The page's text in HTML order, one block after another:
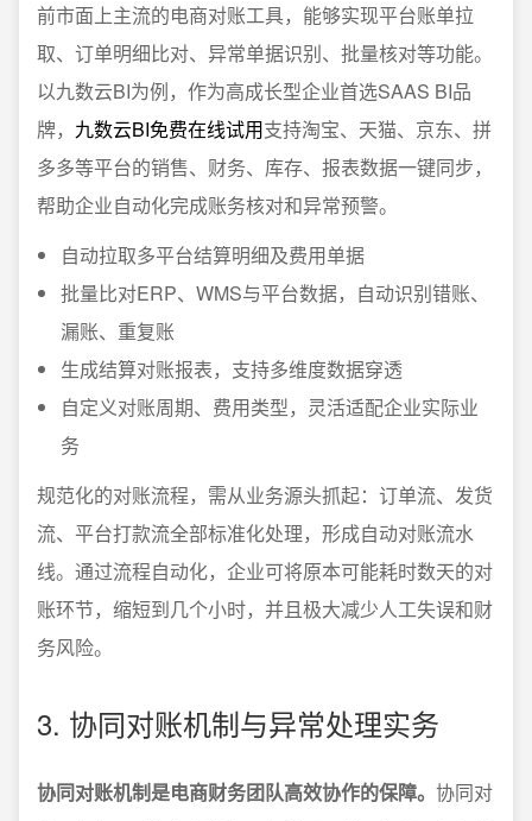
前市面上主流的电商对账工具，能够实现平台账单拉
取、订单明细比对、异常单据识别、批量核对等功能。
以九数云BI为例，作为高成长型企业首选SAAS BI品
牌， 九数云BI免费在线试用支持淘宝、天猫、京东、拼
多多等平台的销售、财务、库存、报表数据一键同步，
帮助企业自动化完成账务核对和异常预警。
自动拉取多平台结算明细及费用单据
批量比对ERP、WMS与平台数据，自动识别错账、
漏账、重复账
生成结算对账报表，支持多维度数据穿透
自定义对账周期、费用类型，灵活适配企业实际业
务
规范化的对账流程，需从业务源头抓起：订单流、发货
流、平台打款流全部标准化处理，形成自动对账流水
线。通过流程自动化，企业可将原本可能耗时数天的对
账环节，缩短到几个小时，并且极大减少人工失误和财
务风险。
3. 协同对账机制与异常处理实务
协同对账机制是电商财务团队高效协作的保障。 协同对